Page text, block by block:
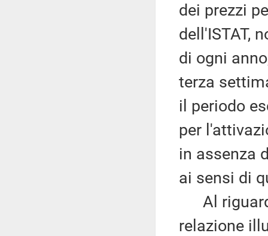
dei prezzi
dell'ISTAT,
di ogni
terza
il periodo
per
in assenza
ai sensi di
Al
relazione